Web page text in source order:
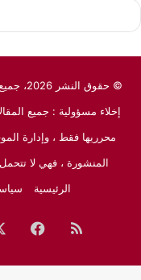
© حقوق النشر 2026، جميع الحقوق محفوظة لـموقع المايسترو الرياضي
إخلاء مسؤولية : جميع
محرريها فقط ، وإدارة
المنشورة ، فهي لا
الرئيسية
ملخص
الموقع